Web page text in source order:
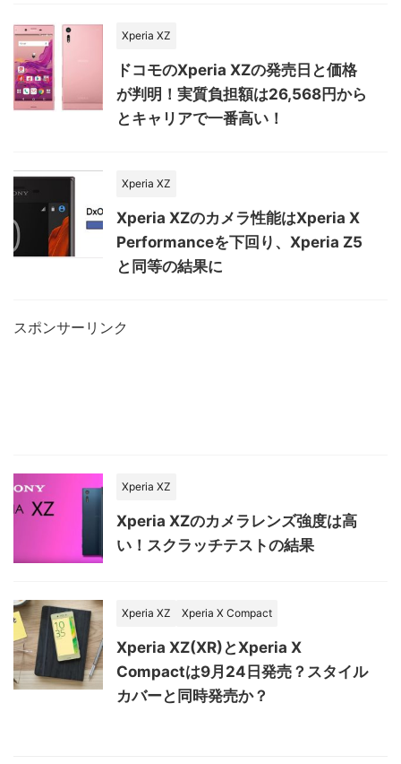
Xperia XZ
ドコモのXperia XZの発売日と価格
が判明！実質負担額は26,568円から
とキャリアで一番高い！
Xperia XZ
Xperia XZのカメラ性能はXperia X
Performanceを下回り、Xperia Z5
と同等の結果に
スポンサーリンク
Xperia XZ
Xperia XZのカメラレンズ強度は高
い！スクラッチテストの結果
Xperia XZ Xperia X Compact
Xperia XZ(XR)とXperia X
Compactは9月24日発売？スタイル
カバーと同時発売か？